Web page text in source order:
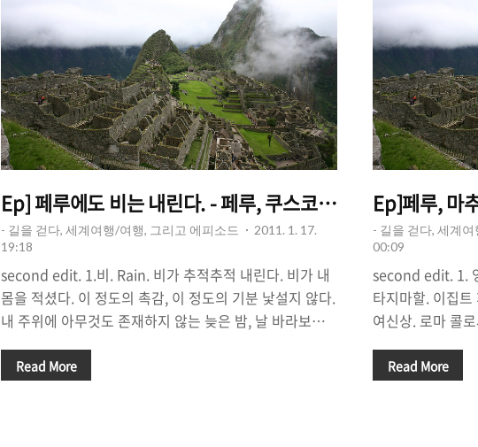
Ep] 페루에도 비는 내린다. - 페루, 쿠스코/마추픽추
- 길을 걷다, 세계여행/여행, 그리고 에피소드
2011. 1. 17.
19:18
second edit. 1.비. Rain. 비가 추적추적 내린다. 비가 내
몸을 적셨다. 이 정도의 촉감, 이 정도의 기분 낯설지 않다.
내 주위에 아무것도 존재하지 않는 늦은 밤, 날 바라보는
루, 마추픽추(Peru, Machu Picchu) 12월의 마지막 날이
Read More
Ep]페루, 마
- 길을 걷다, 세계
00:09
second edit. 1.
타지마할. 이집
여신상. 로마 콜
추. 볼리비아 우
Read More